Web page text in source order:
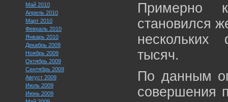
Май 2010
Апрель 2010
Март 2010
Февраль 2010
Январь 2010
Декабрь 2009
Ноябрь 2009
Октябрь 2009
Сентябрь 2009
Август 2009
Июль 2009
Июнь 2009
Примерно
становился
нескольких
тысяч.
По данным
совершения